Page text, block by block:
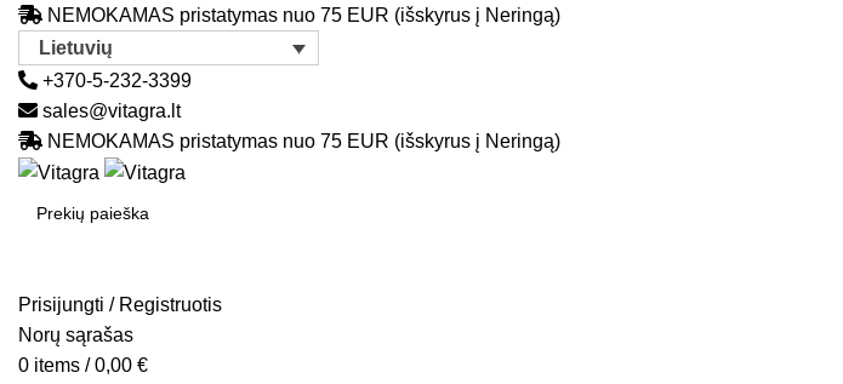
NEMOKAMAS pristatymas nuo 75 EUR (išskyrus į Neringą)
Lietuvių
+370-5-232-3399
sales@vitagra.lt
NEMOKAMAS pristatymas nuo 75 EUR (išskyrus į Neringą)
Prisijungti / Registruotis
Norų sąrašas
0 items / 0,00 €